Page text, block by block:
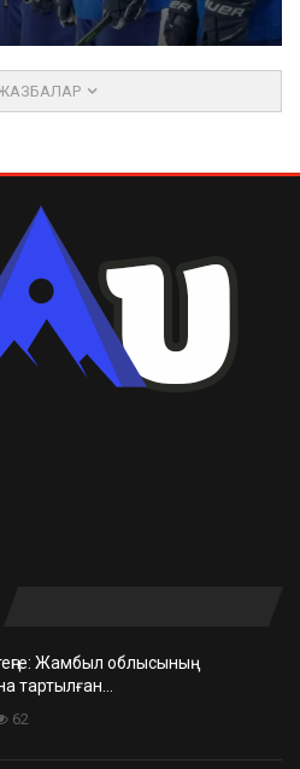
ЖАЗБАЛАР
Жамбыл облысының
тартылған…
62